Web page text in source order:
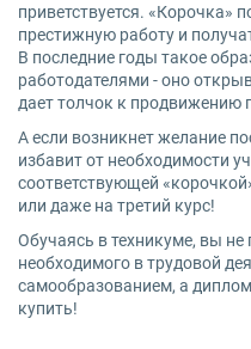
приветствуется. «Корочка»
престижную работу и
В последние годы такое
работодателями - оно
дает толчок к продвижению
А если возникнет желание
избавит от необходимости
соответствующей
или даже на третий курс!
Обучаясь в техникуме, вы не
необходимого в трудовой
самообразованием, а
купить!